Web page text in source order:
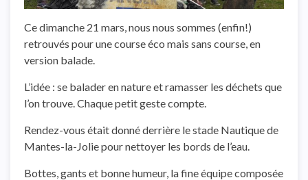
Ce dimanche 21 mars, nous nous sommes (enfin!)
retrouvés pour une course éco mais sans course, en
version balade.
L’idée : se balader en nature et ramasser les déchets que
l’on trouve. Chaque petit geste compte.
Rendez-vous était donné derrière le stade Nautique de
Mantes-la-Jolie pour nettoyer les bords de l’eau.
Bottes, gants et bonne humeur, la fine équipe composée